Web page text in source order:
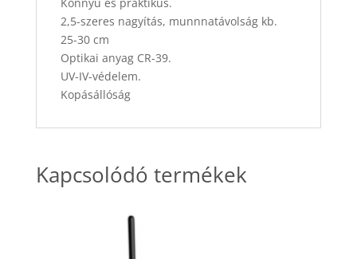
Könnyű és praktikus.
2,5-szeres nagyítás, munnnatávolság kb.
25-30 cm
Optikai anyag CR-39.
UV-IV-védelem.
Kopásállóság
Kapcsolódó termékek